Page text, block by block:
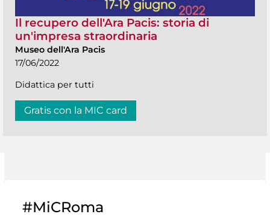
Il recupero dell'Ara Pacis: storia di
un'impresa straordinaria
Museo dell'Ara Pacis
17/06/2022
Didattica per tutti
Gratis con la MIC card
#MiCRoma